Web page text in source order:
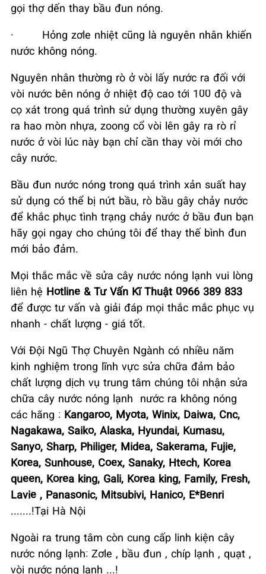
gọi thợ dến thay bầu đun nóng.
·
Hỏng zơle nhiệt cũng là nguyên nhân khiến
nước không nóng.
Nguyên nhân thường rò ở vòi lấy nước ra đối với
vòi nước bên nóng ở nhiệt độ cao tới 100 độ và
cọ xát trong quá trình sử dụng thường xuyên gây
ra hao mòn nhựa, zoong cổ vòi lên gây ra rò rỉ
nước ở vòi lúc này bạn chỉ cần thay vòi mới cho
cây nước.
Bầu đun nước nóng trong quá trình xản suất hay
sử dụng có thể bị nứt bầu, rò bầu gây chảy nước
để khắc phục tình trạng chảy nước ở bầu đun bạn
hãy gọi ngay cho chúng tôi để thay thế bình đun
mới bảo đảm.
Mọi thắc mắc về sửa cây nước nóng lạnh vui lòng
liên hệ Hotline & Tư Vấn Kĩ Thuật 0966 389 833
để được tư vấn và giải đáp mọi thắc mắc phục vụ
nhanh - chất lượng - giá tốt.
Với Đội Ngũ Thợ Chuyên Ngành có nhiều năm
kinh nghiệm trong lĩnh vực sửa chữa đảm bảo
chất lượng dịch vụ trung tâm chúng tôi nhận sửa
chữa cây nước nóng lạnh nước ra không nóng
các hãng : Kangaroo, Myota, Winix, Daiwa, Cnc,
Nagakawa, Saiko, Alaska, Hyundai, Kumasu,
Sanyo, Sharp, Philiger, Midea, Sakerama, Fujie,
Korea, Sunhouse, Coex, Sanaky, Htech, Korea
queen, Korea king, Gali, Korea king, Family, Fresh,
Lavie , Panasonic, Mitsubivi, Hanico, E*Benri
.......!Tại Hà Nội
Ngoài ra trung tâm còn cung cấp linh kiện cây
nước nóng lạnh: Zơle , bầu đun , chíp lạnh , quạt ,
vòi nước nóng lạnh ...!